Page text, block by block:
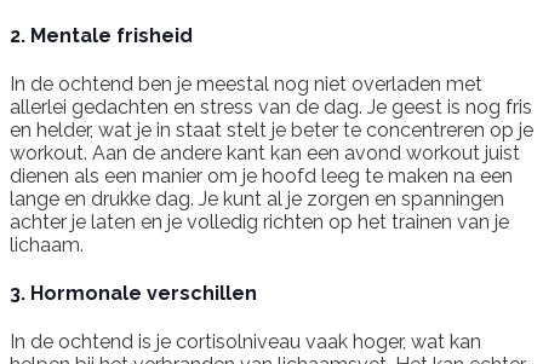
2. Mentale frisheid
In de ochtend ben je meestal nog niet overladen met
allerlei gedachten en stress van de dag. Je geest is nog fris
en helder, wat je in staat stelt je beter te concentreren op je
workout. Aan de andere kant kan een avond workout juist
dienen als een manier om je hoofd leeg te maken na een
lange en drukke dag. Je kunt al je zorgen en spanningen
achter je laten en je volledig richten op het trainen van je
lichaam.
3. Hormonale verschillen
In de ochtend is je cortisolniveau vaak hoger, wat kan